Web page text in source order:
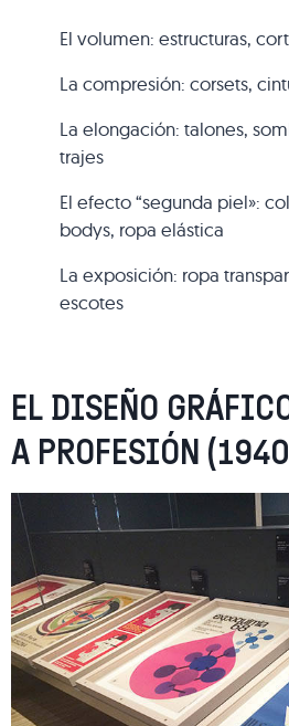
El volumen: estructuras,
La compresión: corsets,
La elongación: talones,
trajes
El efecto “segunda piel»:
bodys, ropa elástica
La exposición: ropa
escotes
EL DISEÑO
A PROFESIÓN